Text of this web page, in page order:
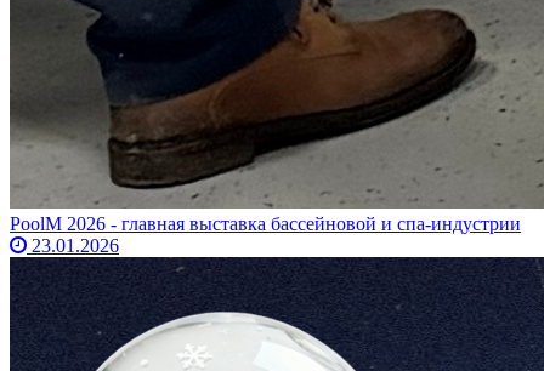
PoolM 2026 - главная выставка бассейновой и спа-индустрии
23.01.2026